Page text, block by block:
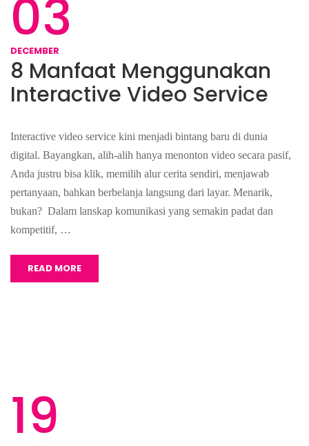
03
DECEMBER
8 Manfaat Menggunakan
Interactive Video Service
Interactive video service kini menjadi bintang baru di dunia
digital. Bayangkan, alih-alih hanya menonton video secara pasif,
Anda justru bisa klik, memilih alur cerita sendiri, menjawab
pertanyaan, bahkan berbelanja langsung dari layar. Menarik,
bukan? Dalam lanskap komunikasi yang semakin padat dan
kompetitif, …
READ MORE
19